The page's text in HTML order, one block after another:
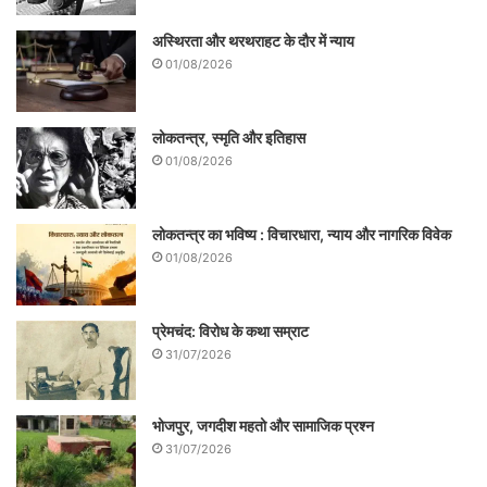
यह भी पढ़ें-
उत्तम खेती, मध्यम बान : निकृष्ट चाकरी,
भीख निदान
कृषि उत्पाद और मछली आदि का व्यवसाय अवश्य
चलता रहेगा, मगर इनके सही दाम नहीं मिलेंगे।
क्योंकि माँग कम होगी। यह पहले नोटबन्दी के दौरान
भी देखा गया था। चूँकि सामान शहरों में नहीं आ रहा
है,तो शहरी उपभोक्ताओं को जरूरत की चीजें मंहगी
मिलेंगी। दूसरी तरफ गैर जरूरी चीजों की माँग कम से
अस्थिरता और थरथराहट के दौर में न्याय
01/08/2026
लोकतन्त्र, स्मृति और इतिहास
01/08/2026
लोकतन्त्र का भविष्य : विचारधारा, न्याय और नागरिक विवेक
01/08/2026
प्रेमचंद: विरोध के कथा सम्राट
31/07/2026
भोजपुर, जगदीश महतो और सामाजिक प्रश्न
31/07/2026